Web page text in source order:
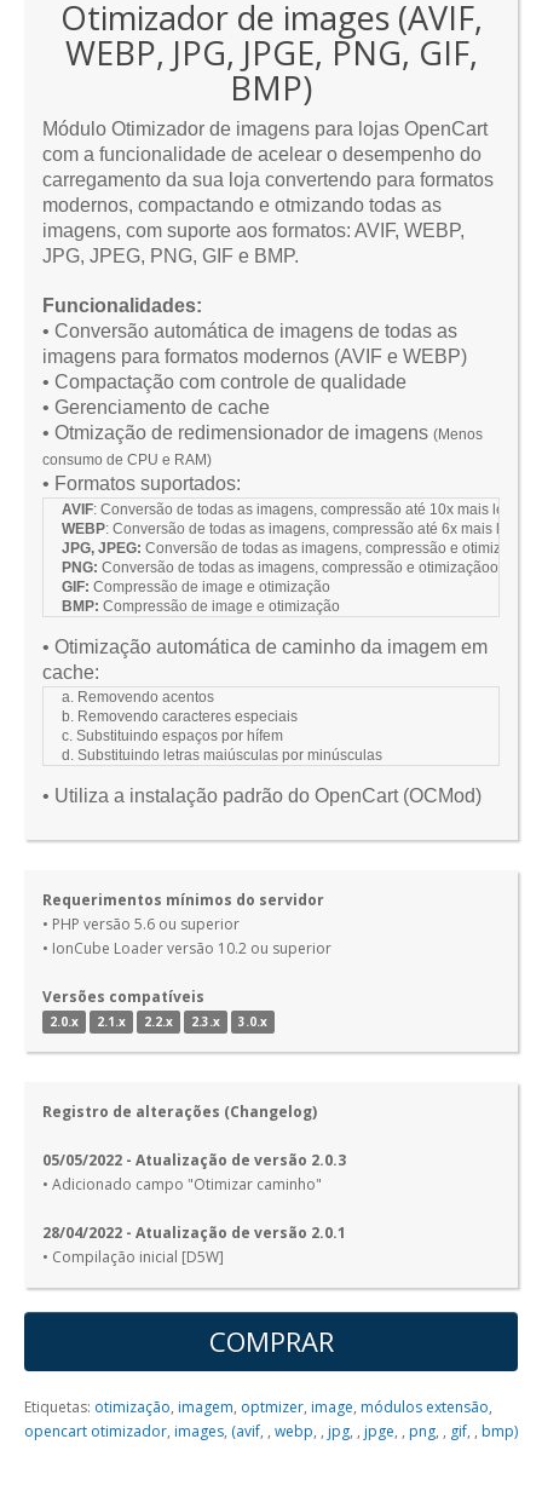
Otimizador de images (AVIF,
WEBP, JPG, JPGE, PNG, GIF,
BMP)
Módulo Otimizador de imagens para lojas OpenCart
com a funcionalidade de acelear o desempenho do
carregamento da sua loja convertendo para formatos
modernos, compactando e otmizando todas as
imagens, com suporte aos formatos: AVIF, WEBP,
JPG, JPEG, PNG, GIF e BMP.
Funcionalidades:
• Conversão automática de imagens de todas as
imagens para formatos modernos (AVIF e WEBP)
• Compactação com controle de qualidade
• Gerenciamento de cache
• Otmização de redimensionador de imagens (Menos
consumo de CPU e RAM)
• Formatos suportados:
AVIF: Conversão de todas as imagens, compressão até 10x mais leve
WEBP: Conversão de todas as imagens, compressão até 6x mais leve
JPG, JPEG: Conversão de todas as imagens, compressão e otimização
PNG: Conversão de todas as imagens, compressão e otimizaçãoo
GIF: Compressão de image e otimização
BMP: Compressão de image e otimização
• Otimização automática de caminho da imagem em
cache:
a. Removendo acentos
b. Removendo caracteres especiais
c. Substituindo espaços por hífem
d. Substituindo letras maiúsculas por minúsculas
• Utiliza a instalação padrão do OpenCart (OCMod)
Requerimentos mínimos do servidor
• PHP versão 5.6 ou superior
• IonCube Loader versão 10.2 ou superior
Versões compatíveis
2.0.x 2.1.x 2.2.x 2.3.x 3.0.x
Registro de alterações (Changelog)
05/05/2022 - Atualização de versão 2.0.3
• Adicionado campo "Otimizar caminho"
28/04/2022 - Atualização de versão 2.0.1
• Compilação inicial [D5W]
COMPRAR
Etiquetas: otimização, imagem, optmizer, image, módulos extensão,
opencart otimizador, images, (avif, , webp, , jpg, , jpge, , png, , gif, , bmp)